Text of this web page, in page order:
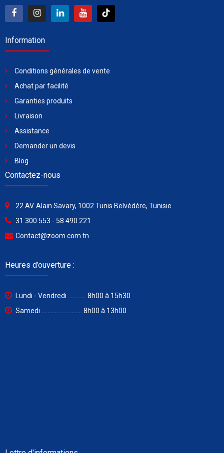
Information
Conditions générales de vente
Achat par facilité
Garanties produits
Livraison
Assistance
Demander un devis
Blog
Contactez-nous
22 AV. Alain Savary, 1002 Tunis Belvédère, Tunisie
31 300 553 - 58 490 221
Contact@zoom.com.tn
Heures d’ouverture :
Lundi - Vendredi ............ 8h00 à 15h30
Samedi ........................... 8h00 à 13h00